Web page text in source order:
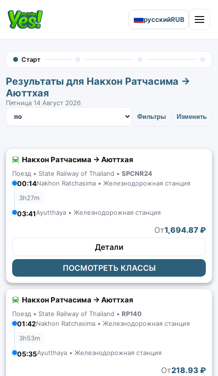
русскийRUB Open
Старт
Результаты для Накхон Ратчасима →
Аюттхая
Пятница 14 Август 2026
Фильтры Изменить
Сортировать результаты
Накхон Ратчасима → Аюттхая
Поезд • State Railway of Thailand • SPCNR24
00:14Nakhon Ratchasima • Железнодорожная станция
3h27m
03:41Ayutthaya • Железнодорожная станция
От1,694.87 ₽
Детали
ПОСМОТРЕТЬ КЛАССЫ
Накхон Ратчасима → Аюттхая
Поезд • State Railway of Thailand • RP140
01:42Nakhon Ratchasima • Железнодорожная станция
3h53m
05:35Ayutthaya • Железнодорожная станция
От218.93 ₽